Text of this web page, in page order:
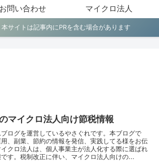
お問い合わせ マイクロ法人
本サイトは記事内にPRを含む場合があります
マイクロ法人向け節税情報
ログを運営しているやさぐれです。本ブログで
、副業、節約の情報を発信、実践してる様をお伝
クロ法人は、個人事業主が法人化する際に選ばれ
す。税制改正に伴い、マイクロ法人向けの...